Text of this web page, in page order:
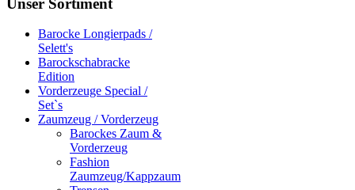
Unser Sortiment
Barocke Longierpads /
Selett's
Barockschabracke
Edition
Vorderzeuge Special /
Set`s
Zaumzeug / Vorderzeug
Barockes Zaum &
Vorderzeug
Fashion
Zaumzeug/Kappzaum